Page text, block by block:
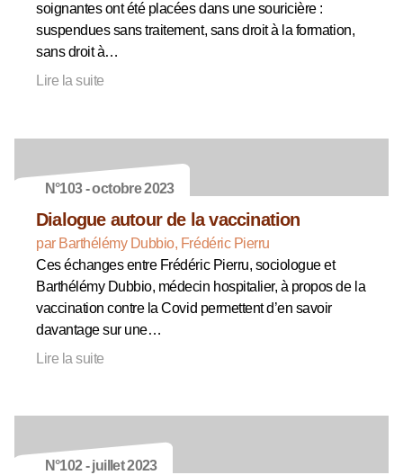
soignantes ont été placées dans une souricière :
suspendues sans traitement, sans droit à la formation,
sans droit à…
Lire la suite
N°103 - octobre 2023
Dialogue autour de la vaccination
par Barthélémy Dubbio, Frédéric Pierru
Ces échanges entre Frédéric Pierru, sociologue et
Barthélémy Dubbio, médecin hospitalier, à propos de la
vaccination contre la Covid permettent d’en savoir
davantage sur une…
Lire la suite
N°102 - juillet 2023